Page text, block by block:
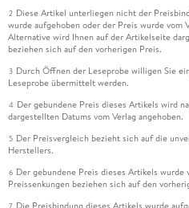
2 Diese Artikel unterliegen nicht der
wurde aufgehoben oder der Preis wurde
Alternative wird Ihnen auf der Artikelseite
beziehen sich auf den vorherigen Preis.
3 Durch Öffnen der Leseprobe willigen Sie
Leseprobe übermittelt werden.
4 Der gebundene Preis dieses Artikels wird
dargestellten Datums vom Verlag angehoben.
5 Der Preisvergleich bezieht sich auf die
Herstellers.
6 Der gebundene Preis dieses Artikels wurde
Preissenkungen beziehen sich auf den
7